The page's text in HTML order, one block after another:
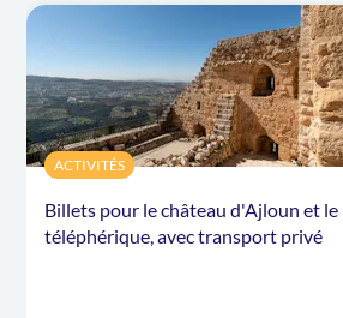
ACTIVITÉS
Billets pour le château d'Ajloun et le
téléphérique, avec transport privé